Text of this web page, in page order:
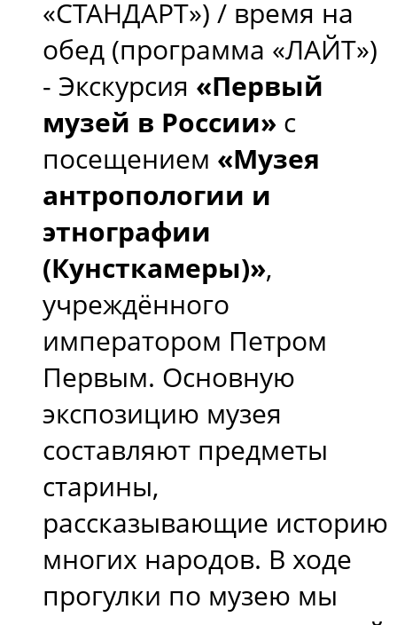
«СТАНДАРТ») / время на
обед (программа «ЛАЙТ»)
- Экскурсия «Первый
музей в России» с
посещением «Музея
антропологии и
этнографии
(Кунсткамеры)»,
учреждённого
императором Петром
Первым. Основную
экспозицию музея
составляют предметы
старины,
рассказывающие историю
многих народов. В ходе
прогулки по музею мы